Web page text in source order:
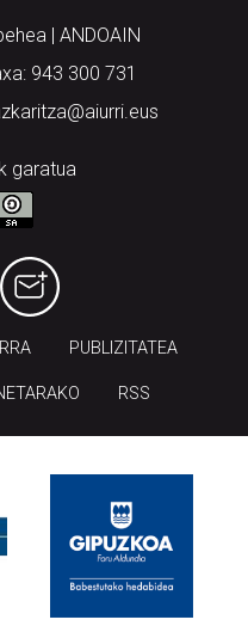
| ANDOAIN
943 300 731
garatua
PUBLIZITATEA
RSS